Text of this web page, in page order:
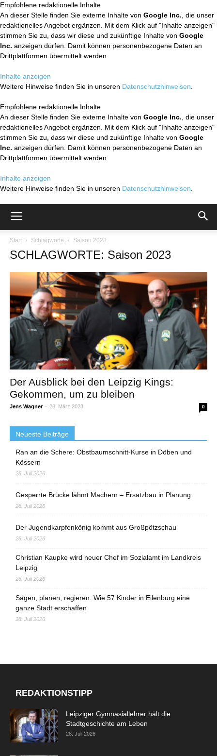
Empfohlene redaktionelle Inhalte
An dieser Stelle finden Sie externe Inhalte von Google Inc. , die unser
redaktionelles Angebot ergänzen. Mit dem Klick auf "Inhalte anzeigen"
stimmen Sie zu, dass wir diese und zukünftige Inhalte von Google
Inc. anzeigen dürfen. Damit können personenbezogene Daten an
Drittplattformen übermittelt werden.
Inhalte anzeigen
Weitere Hinweise finden Sie in unseren Datenschutzhinweisen
Empfohlene redaktionelle Inhalte
An dieser Stelle finden Sie externe Inhalte von Google Inc. , die unser
redaktionelles Angebot ergänzen. Mit dem Klick auf "Inhalte anzeigen"
stimmen Sie zu, dass wir diese und zukünftige Inhalte von Google
Inc. anzeigen dürfen. Damit können personenbezogene Daten an
Drittplattformen übermittelt werden.
Inhalte anzeigen
Weitere Hinweise finden Sie in unseren Datenschutzhinweisen
Start Schlagworte Saison 2023
SCHLAGWORTE: Saison 2023
Der Ausblick bei den Leipzig Kings:
Gekommen, um zu bleiben
Jens Wagner - 28. März 2023 0
Neueste Beiträge
Ran an die Schere: Obstbaumschnitt-Kurse in Döben und
Kössern
28. Juli 2026
Gesperrte Brücke lähmt Machern – Ersatzbau in Planung
28. Juli 2026
Der Jugendkarpfenkönig kommt aus Großpötzschau
28. Juli 2026
Christian Kaupke wird neuer Chef im Sozialamt im Landkreis
Leipzig
28. Juli 2026
Sägen, planen, regieren: Wie 57 Kinder in Eilenburg eine
ganze Stadt erschaffen
28. Juli 2026
REDAKTIONSTIPP
Leipziger Gymnasiallehrer hält die
Stadtgeschichte am Leben
28. Juli 2026